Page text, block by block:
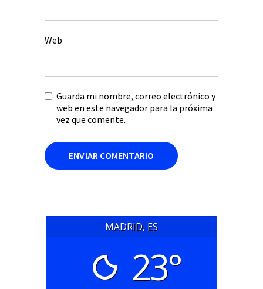
Web
Guarda mi nombre, correo electrónico y
web en este navegador para la próxima
vez que comente.
MADRID, ES
23°